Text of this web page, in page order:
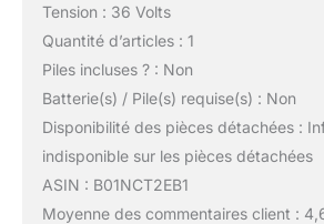
Tension : 36 Volts
Quantité d’articles : 1
Piles incluses ? : Non
Batterie(s) / Pile(s) requise(s) : Non
Disponibilité des pièces détachées :
indisponible sur les pièces détachées
ASIN : B01NCT2EB1
Moyenne des commentaires client :